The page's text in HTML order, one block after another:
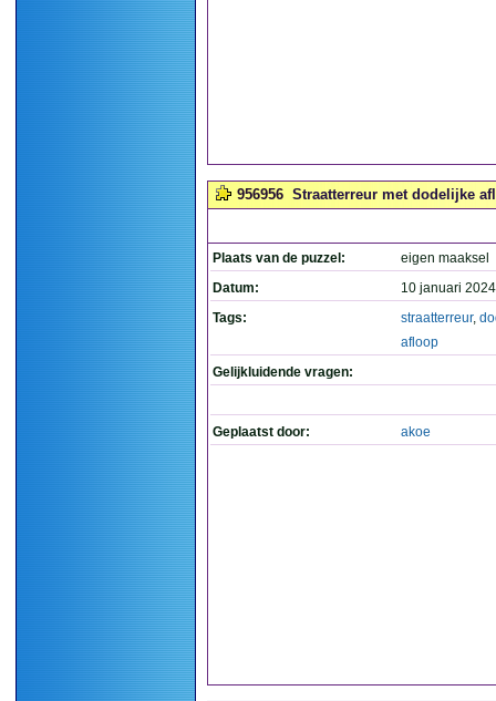
956956 Straatterreur met dodelijke
Plaats van de puzzel:
eigen maaksel
Datum:
10 januari
Tags:
straatterreur,
afloop
Gelijkluidende vragen:
Geplaatst door: akoe